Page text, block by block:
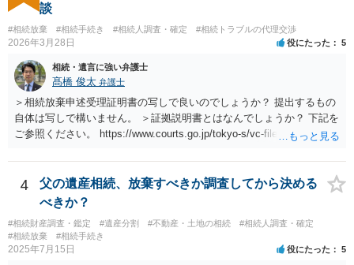
談
#相続放棄 #相続手続き #相続人調査・確定 #相続トラブルの代理交渉
2026年3月28日 役にたった 5
相続・遺言に強い弁護士
髙橋 俊太 弁護士
＞相続放棄申述受理証明書の写しで良いのでしょうか？ 提出するもの
自体は写しで構いません。 ＞証拠説明書とはなんでしょうか？ 下記を
ご参照ください。 https://www.courts.go.jp/tokyo-s/vc-files/tokyo-s/file/
4
父の遺産相続、放棄すべきか調査してから決める
べきか？
#相続財産調査・鑑定 #遺産分割 #不動産・土地の相続
#相続人調査・確定
#相続放棄
#相続手続き
2025年7月15日 役にたった 5